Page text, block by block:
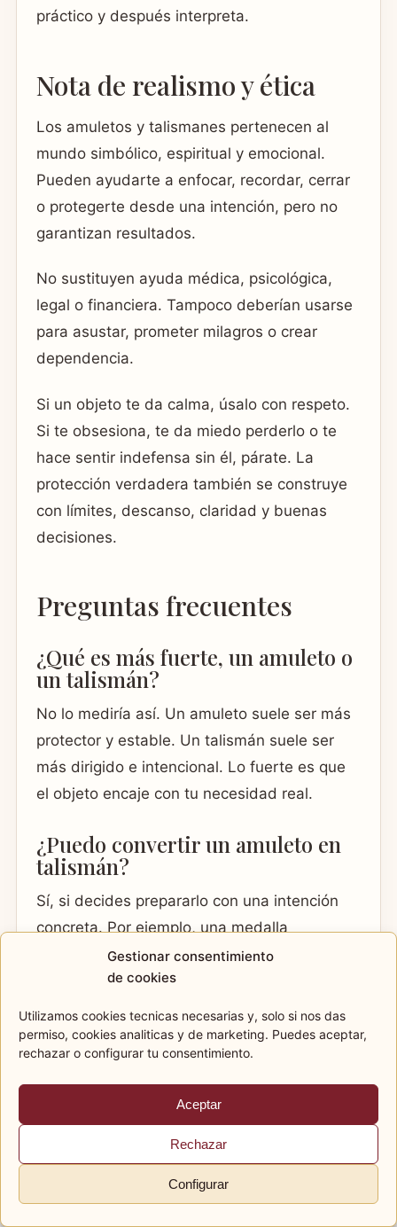
Gestionar consentimiento
de cookies
Utilizamos cookies tecnicas necesarias y, solo si nos das
permiso, cookies analiticas y de marketing. Puedes aceptar,
rechazar o configurar tu consentimiento.
Aceptar
Rechazar
Configurar
práctico y después interpreta.
Nota de realismo y ética
Los amuletos y talismanes pertenecen al
mundo simbólico, espiritual y emocional.
Pueden ayudarte a enfocar, recordar, cerrar
o protegerte desde una intención, pero no
garantizan resultados.
No sustituyen ayuda médica, psicológica,
legal o financiera. Tampoco deberían usarse
para asustar, prometer milagros o crear
dependencia.
Si un objeto te da calma, úsalo con respeto.
Si te obsesiona, te da miedo perderlo o te
hace sentir indefensa sin él, párate. La
protección verdadera también se construye
con límites, descanso, claridad y buenas
decisiones.
Preguntas frecuentes
¿Qué es más fuerte, un amuleto o
un talismán?
No lo mediría así. Un amuleto suele ser más
protector y estable. Un talismán suele ser
más dirigido e intencional. Lo fuerte es que
el objeto encaje con tu necesidad real.
¿Puedo convertir un amuleto en
talismán?
Sí, si decides prepararlo con una intención
concreta. Por ejemplo, una medalla
heredada puede ser amuleto por vínculo
familiar y talismán si la consagras para
acompañarte en una etapa.
¿Un talismán tiene que tener
símbolos raros?
No. Puede tener símbolos, pero no es
obligatorio. Lo importante es la intención, el
cuidado y la coherencia. Un objeto sencillo
puede funcionar mejor que uno muy